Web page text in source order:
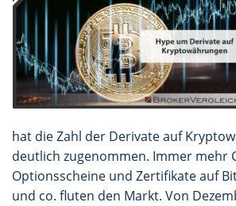
hat die Zahl der Derivate auf
deutlich zugenommen. Immer mehr
Optionsscheine und Zertifikate auf
und co. fluten den Markt. Von